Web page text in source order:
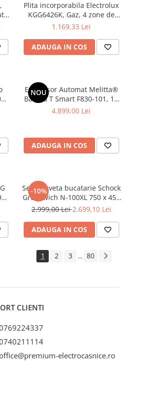
Plita incorporabila Electrolux
KGG6426K, Gaz, 4 zone de
gatit, Aprindere electrica,
60 cm, Sticla neagra Electrolux
Vezi toate produsele
1.169,33 Lei
ADAUGA IN COS
NOU
Espressor Automat Melitta®
Barista T Smart F830-101, 15
Bari, LCD Touch, 18
compartimente
4.899,00 Lei
ADAUGA IN COS
-10%
Set chiuveta bucatarie Schock
Greenwich N-100XL 750 x 456
mm Cristadur Puro, negru
baterie bucatarie Schock
Kavus cu cap extractibil Puro
2.999,00 Lei2.699,10 Lei
ADAUGA IN COS
1 2 3 ... 80
CLIENTI
electrocasnice.ro